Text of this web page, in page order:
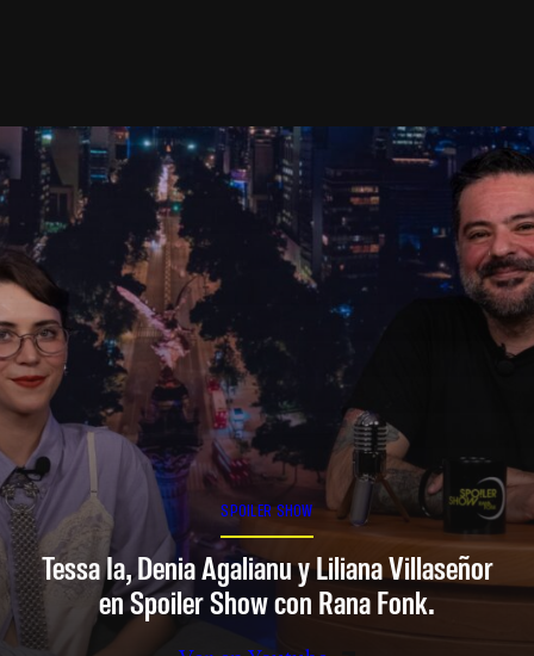
SPOILER SHOW
Tessa Ia, Denia Agalianu y Liliana Villaseñor
en Spoiler Show con Rana Fonk.